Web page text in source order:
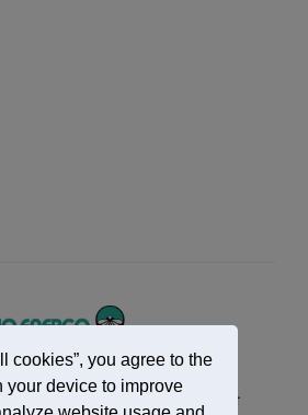
Datenschutzerklärung Kontakt
cookies”, you agree to the
your device to improve